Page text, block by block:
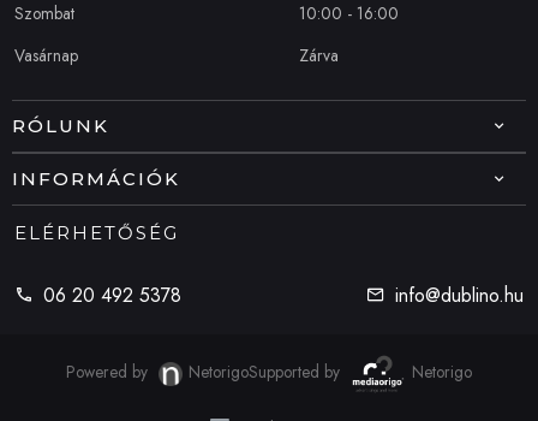
RÓLUNK
ELÉRHETŐSÉG
06 20 492 5378 info@dublino.hu
INFORMÁCIÓK
Szombat
10:00 - 16:00
Vasárnap
Zárva
Powered by NetorigoSupported by Netorigo